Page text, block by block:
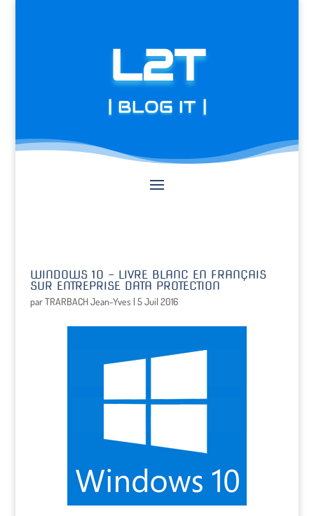
L2T
| BLOG IT |
WINDOWS 10 – LIVRE BLANC EN FRANÇAIS
SUR ENTREPRISE DATA PROTECTION
parTRARBACH Jean-Yves | 5 Juil 2016